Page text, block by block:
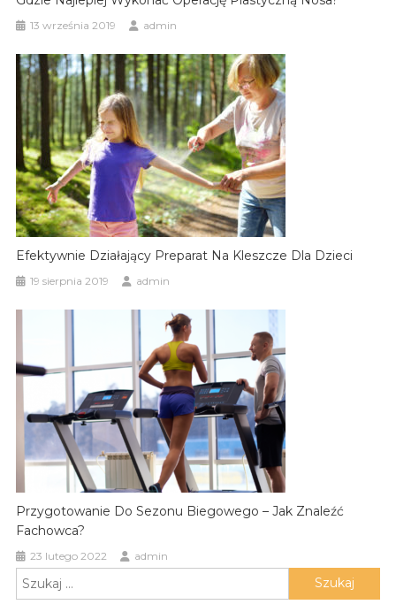
13 września 2019 admin
Efektywnie Działający Preparat Na Kleszcze Dla Dzieci
19 sierpnia 2019 admin
Przygotowanie Do Sezonu Biegowego – Jak Znaleźć
Fachowca?
23 lutego 2022 admin
Szukaj: